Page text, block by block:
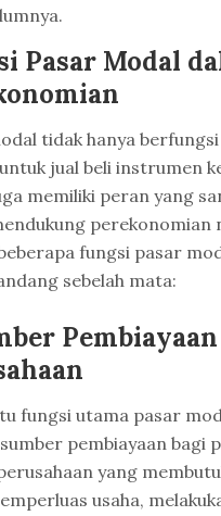
Pasar Modal
tidak hanya
jual beli instrumen
memiliki peran yang
perekonomian
fungsi pasar
sebelah mata:
fungsi utama pasar
pembiayaan bagi
yang
usaha,